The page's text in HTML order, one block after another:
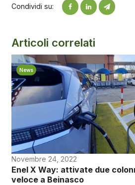
Condividi su:
Articoli correlati
News
Novembre 24, 2022
Enel X Way: attivate due
veloce a Beinasco